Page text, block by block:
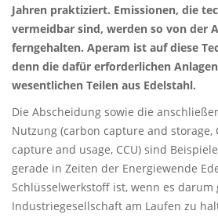
Jahren praktiziert. Emissionen, die
vermeidbar sind, werden so von der
ferngehalten. Aperam ist auf diese
denn die dafür erforderlichen
wesentlichen Teilen aus Edelstahl.
Die Abscheidung sowie die
Nutzung (carbon capture and storage,
capture and usage, CCU) sind
gerade in Zeiten der Energiewende
Schlüsselwerkstoff ist, wenn es darum
Industriegesellschaft am Laufen zu